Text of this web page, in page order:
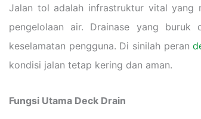
Jalan tol adalah infrastruktur vital yang
pengelolaan air. Drainase yang buruk
keselamatan pengguna. Di sinilah peran
kondisi jalan tetap kering dan aman.
Fungsi Utama Deck Drain